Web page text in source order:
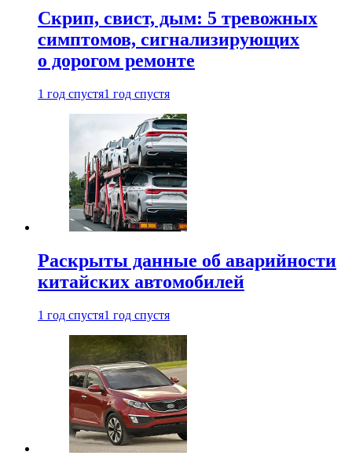
Скрип, свист, дым: 5 тревожных
симптомов, сигнализирующих
о дорогом ремонте
1 год спустя1 год спустя
Раскрыты данные об аварийности
китайских автомобилей
1 год спустя1 год спустя